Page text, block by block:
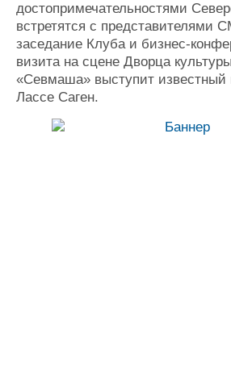
достопримечательностями
встретятся с представителями
заседание Клуба и бизнес-
визита на сцене Дворца
«Севмаша» выступит известный
Лассе Саген.